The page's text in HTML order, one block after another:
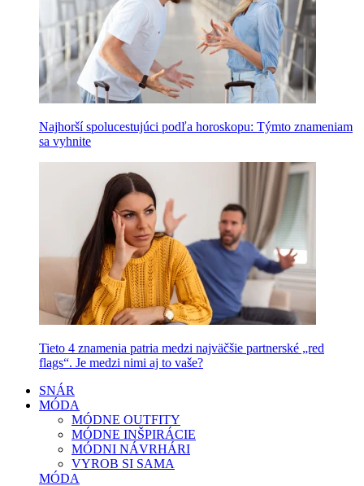
Najhorší spolucestujúci podľa horoskopu: Týmto znameniam
sa vyhnite
Tieto 4 znamenia patria medzi najväčšie partnerské „red
flags“. Je medzi nimi aj to vaše?
SNÁR
MÓDA
MÓDNE OUTFITY
MÓDNE INŠPIRÁCIE
MÓDNI NÁVRHÁRI
VYROB SI SAMA
MÓDA